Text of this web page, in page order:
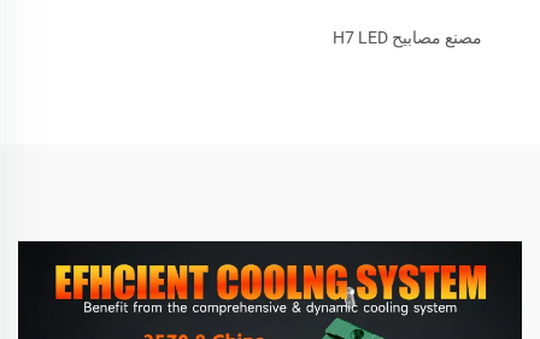
مصنع مصابيح H7 LED